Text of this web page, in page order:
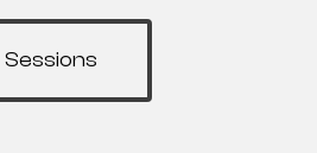
Sessions